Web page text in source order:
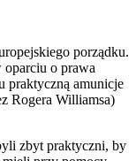
porządku.
oparciu o prawa
praktyczną amunicje
Rogera Williamsa)
zbyt praktyczni, by